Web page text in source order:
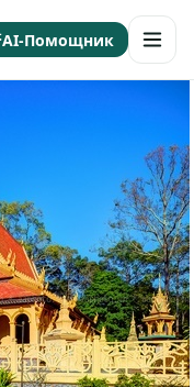
AI-Помощник